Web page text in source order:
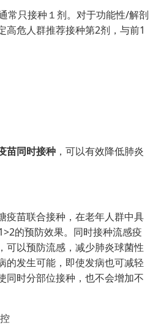
常只接种１剂。对于功能性/解剖
高危人群推荐接种第2剂，与前1
苗同时接种 ，可以有效降低肺炎
疫苗联合接种，在老年人群中具
的预防效果。同时接种流感疫
可以预防流感，减少肺炎球菌性
的发生可能，即使发病也可减轻
同时分部位接种，也不会增加不